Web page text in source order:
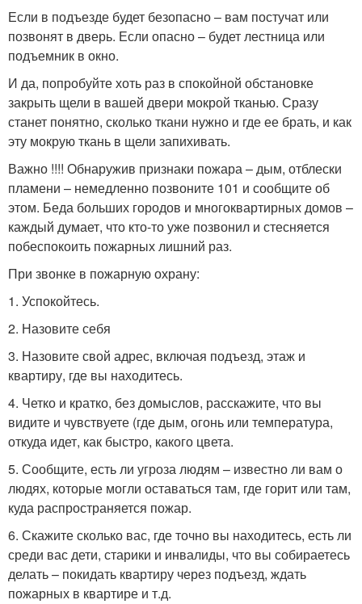
Если в подъезде будет безопасно – вам постучат или
позвонят в дверь. Если опасно – будет лестница или
подъемник в окно.
И да, попробуйте хоть раз в спокойной обстановке
закрыть щели в вашей двери мокрой тканью. Сразу
станет понятно, сколько ткани нужно и где ее брать, и как
эту мокрую ткань в щели запихивать.
Важно !!!! Обнаружив признаки пожара – дым, отблески
пламени – немедленно позвоните 101 и сообщите об
этом. Беда больших городов и многоквартирных домов –
каждый думает, что кто-то уже позвонил и стесняется
побеспокоить пожарных лишний раз.
При звонке в пожарную охрану:
1. Успокойтесь.
2. Назовите себя
3. Назовите свой адрес, включая подъезд, этаж и
квартиру, где вы находитесь.
4. Четко и кратко, без домыслов, расскажите, что вы
видите и чувствуете (где дым, огонь или температура,
откуда идет, как быстро, какого цвета.
5. Сообщите, есть ли угроза людям – известно ли вам о
людях, которые могли оставаться там, где горит или там,
куда распространяется пожар.
6. Скажите сколько вас, где точно вы находитесь, есть ли
среди вас дети, старики и инвалиды, что вы собираетесь
делать – покидать квартиру через подъезд, ждать
пожарных в квартире и т.д.